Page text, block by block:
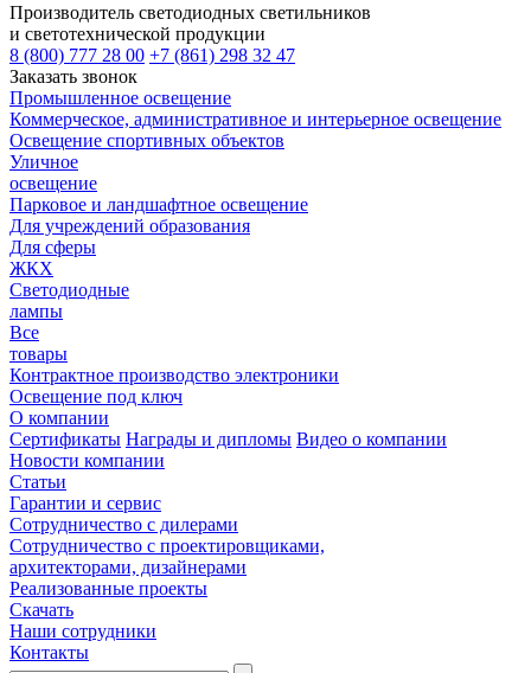
Производитель светодиодных светильников
и светотехнической продукции
8 (800) 777 28 00 +7 (861) 298 32 47
Заказать звонок
Промышленное освещение
Коммерческое, административное и интерьерное освещение
Освещение спортивных объектов
Уличное
освещение
Парковое и ландшафтное освещение
Для учреждений образования
Для сферы
ЖКХ
Светодиодные
лампы
Все
товары
Контрактное производство электроники
Освещение под ключ
О компании
Сертификаты Награды и дипломы Видео о компании
Новости компании
Статьи
Гарантии и сервис
Сотрудничество с дилерами
Сотрудничество с проектировщиками,
архитекторами, дизайнерами
Реализованные проекты
Скачать
Наши сотрудники
Контакты